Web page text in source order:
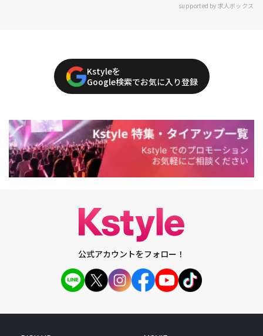
supported by 求人ボックス
Kstyleを
Google検索でお気に入り登録
公式アカウントをフォロー！